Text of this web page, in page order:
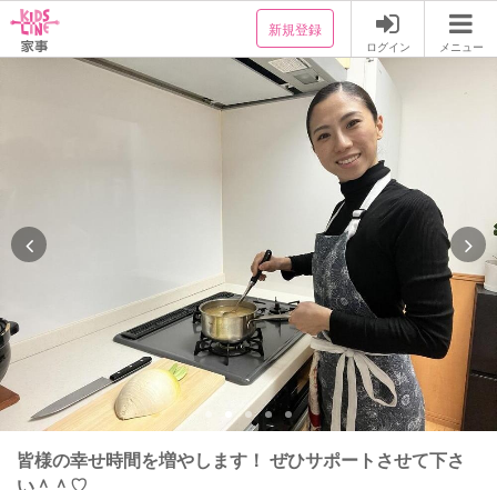
新規登録
ログイン メニュー
皆様の幸せ時間を増やします！ ぜひサポートさせて下さ
い＾＾♡